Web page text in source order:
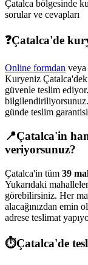
Çatalca bölgesinde
sorular ve cevapları
❓Çatalca'de
Online formdan
Kuryeniz Çatalca
güvenle teslim
bilgilendiriliyorsunuz.
günde teslim
📍Çatalca'in
veriyorsunuz?
Çatalca'in tüm 39
Yukarıdaki
görebilirsiniz. Her
alacağınızdan emin
adrese teslimat
⏱️Çatalca'de